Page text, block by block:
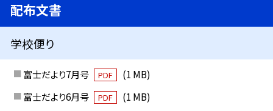
配布文書
学校便り
富士だより7月号 PDF
(1 MB)
富士だより6月号
PDF
(1 MB)